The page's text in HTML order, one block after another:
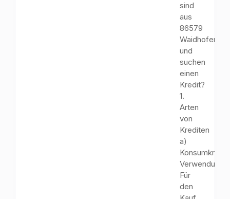
sind
aus
86579
Waidhofen
und
suchen
einen
Kredit?
1.
Arten
von
Krediten
a)
Für
den